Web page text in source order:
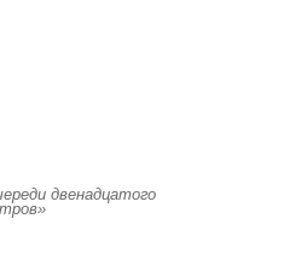
двенадцатого